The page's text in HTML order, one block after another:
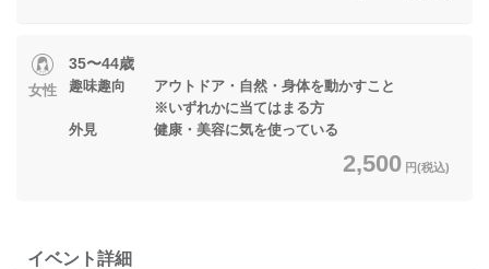
女性
35〜44歳
趣味趣向 アウトドア・自然・身体を動かすこと
※いずれかに当てはまる方
外見 健康・美容に気を使っている
2,500 円(税込)
イベント詳細